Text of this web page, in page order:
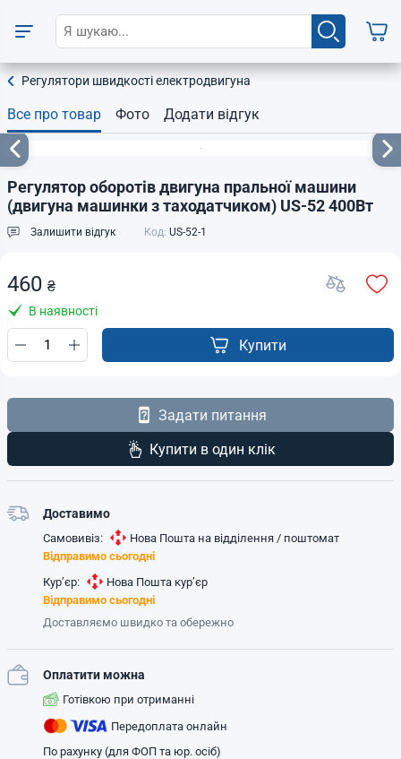
Регулятори швидкості електродвигуна
Все про товар Фото Додати відгук
Регулятор оборотів двигуна пральної машини
(двигуна машинки з таходатчиком) US-52 400Вт
Залишити відгук Код: US-52-1
460 ₴
В наявності
Купити
Задати питання
Купити в один клік
Доставимо
Самовивіз:
Нова Пошта на відділення / поштомат
Відправимо сьогодні
Кур’єр:
Нова Пошта кур’єр
Відправимо сьогодні
Доставляємо швидко та обережно
Оплатити можна
Готівкою при отриманні
Передоплата онлайн
По рахунку (для ФОП та юр. осіб)